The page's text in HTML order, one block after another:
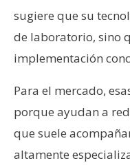
sugiere que su
de laboratorio, sino
implementación
Para el mercado,
porque ayudan a
que suele
altamente